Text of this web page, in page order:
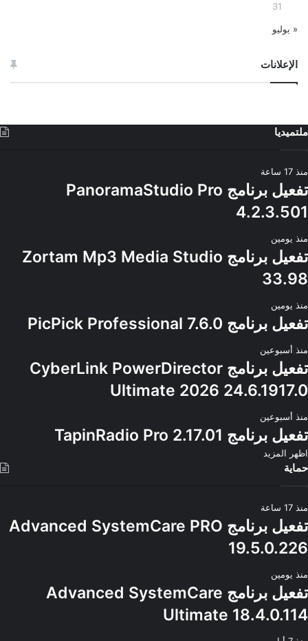
31
« يوليو
الإعلانات
ملتميديا
منذ 17 ساعة
تفعيل برنامج PanoramaStudio Pro
4.2.3.501
منذ يومين
تفعيل برنامج Zortam Mp3 Media Studio
33.98
منذ يومين
تفعيل برنامج PicPick Professional 7.6.0
منذ أسبوعين
تفعيل برنامج CyberLink PowerDirector
Ultimate 2026 24.6.1917.0
منذ أسبوعين
تفعيل برنامج TapinRadio Pro 2.17.01
اظهر المزيد
حماية
منذ 17 ساعة
تفعيل برنامج Advanced SystemCare PRO
19.5.0.226
منذ يومين
تفعيل برنامج Advanced SystemCare
Ultimate 18.4.0.114